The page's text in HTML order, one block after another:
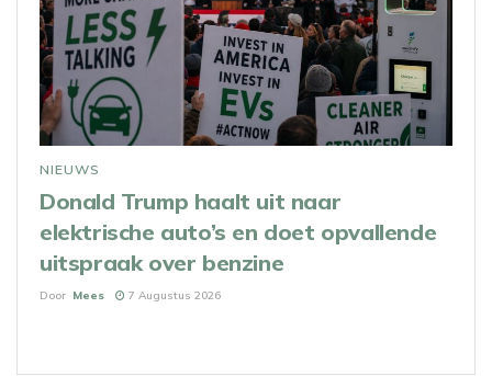
NIEUWS
Donald Trump haalt uit naar
elektrische auto’s en doet opvallende
uitspraak over benzine
Door Mees 7 Augustus 2026